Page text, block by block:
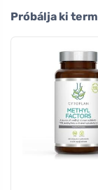
Próbálja ki